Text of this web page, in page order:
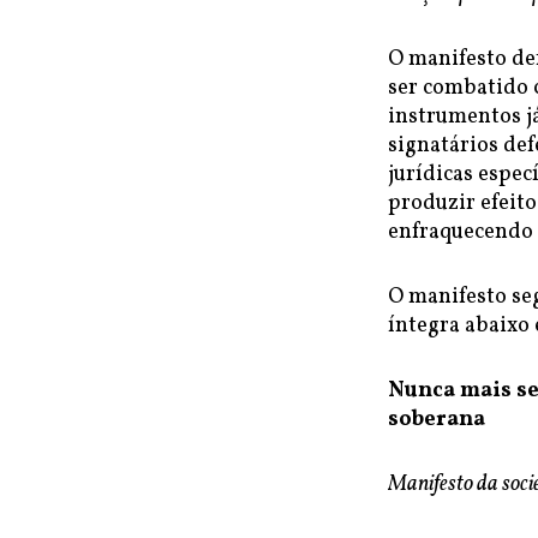
O manifesto
ser combatido
instrumentos
signatários
jurídicas
produzir
O manifesto
íntegra abaixo
Nunca mais
soberana
Manifesto da